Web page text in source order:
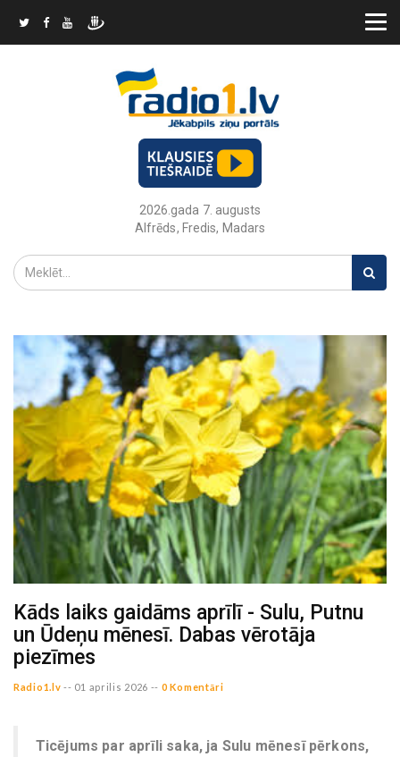
2026.gada 7. augusts
Alfrēds, Fredis, Madars
Kāds laiks gaidāms aprīlī - Sulu, Putnu
un Ūdeņu mēnesī. Dabas vērotāja
piezīmes
Radio1.lv -- 01 aprilis 2026 -- 0 Komentāri
Ticējums par aprīli saka, ja Sulu mēnesī pērkons,